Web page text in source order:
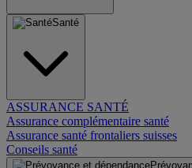
Santé
ASSURANCE SANTÉ
Assurance complémentaire santé
Assurance santé frontaliers suisses
Conseils santé